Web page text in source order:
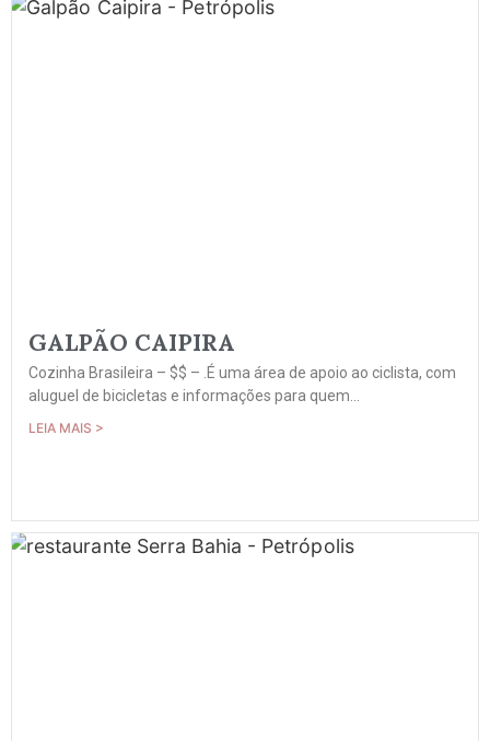
GALPÃO CAIPIRA
Cozinha Brasileira – $$ – .É uma área de apoio ao ciclista, com
aluguel de bicicletas e informações para quem...
LEIA MAIS >